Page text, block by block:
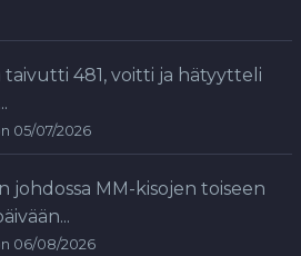
taivutti 481, voitti ja hätyytteli
05/07/2026
johdossa MM-kisojen toiseen
06/08/2026